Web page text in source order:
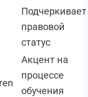
Подчеркивает
правовой
статус
Акцент на
процессе
обучения